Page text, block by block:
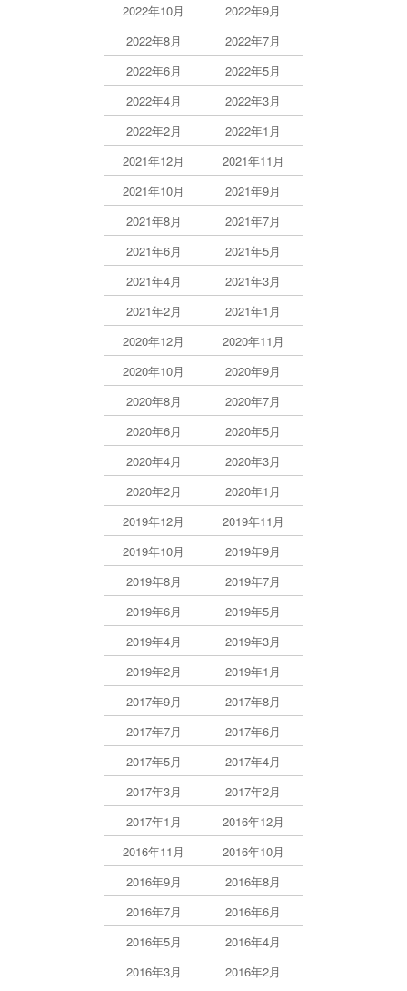
2022年10月
2022年9月
2022年8月
2022年7月
2022年6月
2022年5月
2022年4月
2022年3月
2022年2月
2022年1月
2021年12月
2021年11月
2021年10月
2021年9月
2021年8月
2021年7月
2021年6月
2021年5月
2021年4月
2021年3月
2021年2月
2021年1月
2020年12月
2020年11月
2020年10月
2020年9月
2020年8月
2020年7月
2020年6月
2020年5月
2020年4月
2020年3月
2020年2月
2020年1月
2019年12月
2019年11月
2019年10月
2019年9月
2019年8月
2019年7月
2019年6月
2019年5月
2019年4月
2019年3月
2019年2月
2019年1月
2017年9月
2017年8月
2017年7月
2017年6月
2017年5月
2017年4月
2017年3月
2017年2月
2017年1月
2016年12月
2016年11月
2016年10月
2016年9月
2016年8月
2016年7月
2016年6月
2016年5月
2016年4月
2016年3月
2016年2月